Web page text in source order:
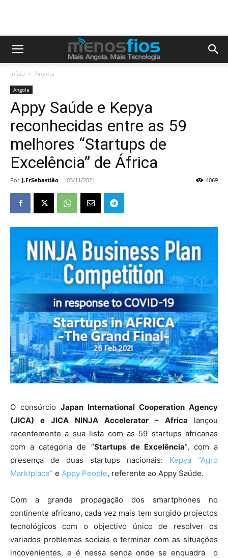
Início Angola
Angola
Appy Saúde e Kepya
reconhecidas entre as 59
melhores “Startups de
Excelência” de África
Por J.FrSebastião - 03/11/2021 4069
O consórcio Japan International Cooperation Agency
(JICA) e JICA NINJA Accelerator – Africa lançou
recentemente a sua lista com as 59 startups africanas
com a categoria de “Startups de Excelência”, com a
presença de duas startups nacionais: Kepya “Agro
Marktplace“ e Appy People, referente ao Appy Saúde.
Com a grande propagação dos smartphones no
continente africano, cada vez mais tem surgido projectos
tecnológicos com o objectivo único de resolver os
variados problemas sociais e terminar com as situações
incovenientes, e é nessa senda onde se enquadra o